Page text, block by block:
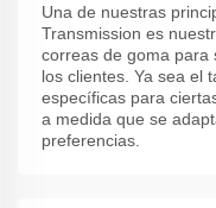
Una de nuestras
Transmission es
correas de goma para
los clientes. Ya sea el
específicas para
a medida que se
preferencias.